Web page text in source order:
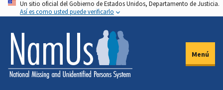
Pasar
al
contenido
principal
Un sitio oficial del Gobierno de Estados Unidos, Departamento de Justicia.
Así es como usted puede verificarlo
Menú